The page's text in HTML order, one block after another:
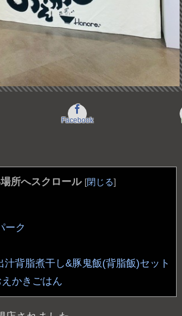
Facebook
所へスクロール [閉じる]
ーク
汁背脂煮干し&豚鬼飯(背脂飯)セット
かきごはん